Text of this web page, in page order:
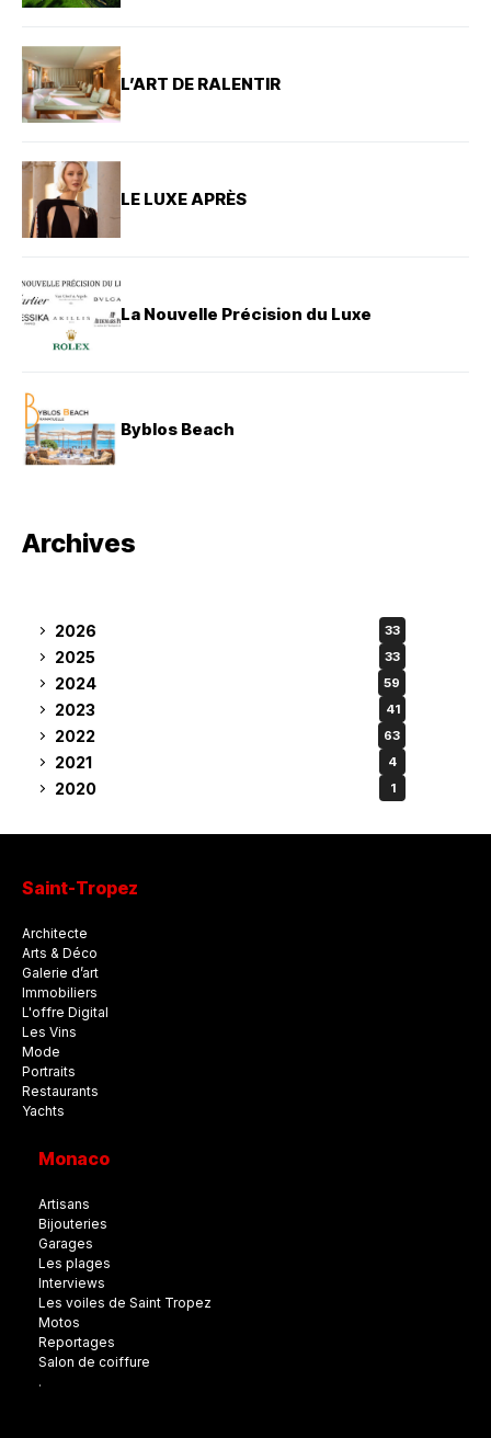
L’ART DE RALENTIR
LE LUXE APRÈS
La Nouvelle Précision du Luxe
Byblos Beach
Archives
2026 33
2025 33
2024 59
2023 41
2022 63
2021 4
2020 1
Saint-Tropez
Architecte
Arts & Déco
Galerie d’art
Immobiliers
L'offre Digital
Les Vins
Mode
Portraits
Restaurants
Yachts
Monaco
Artisans
Bijouteries
Garages
Les plages
Interviews
Les voiles de Saint Tropez
Motos
Reportages
Salon de coiffure
.